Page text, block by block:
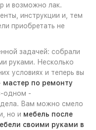
и возможно лак.
инструкции и, тем
приобретать не
задачей: собрали
руками. Несколько
условиях и теперь вы
мастер по ремонту
одном -
дела. Вам можно смело
но и мебель после
своими руками в